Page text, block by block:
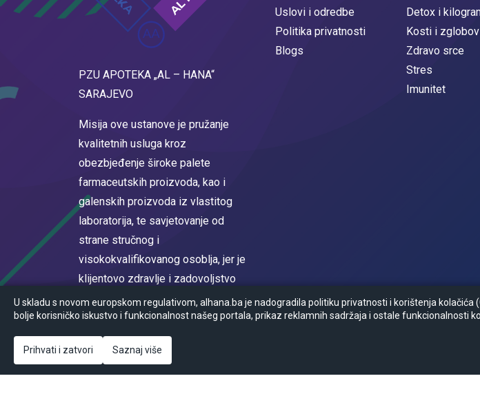
PZU APOTEKA „AL – HANA“
SARAJEVO
Misija ove ustanove je pružanje
kvalitetnih usluga kroz
obezbjeđenje široke palete
farmaceutskih proizvoda, kao i
galenskih proizvoda iz vlastitog
laboratorija, te savjetovanje od
strane stručnog i
visokokvalifikovanog osoblja, jer je
klijentovo zdravlje i zadovoljstvo
na prvom mjestu.
Registrovan u sudskom registru
Općinskog suda u Sarajevu MBS
65-05-0017-16
Uslovi i odredbe
Politika privatnosti
Blogs
Detox i
Kosti i
Zdravo srce
Stres
Imunitet
U skladu s novom europskom regulativom, alhana.ba je nadogradila politiku privatnosti i korištenja
bolje korisničko iskustvo i funkcionalnost našeg portala, prikaz reklamnih sadržaja i ostale funkcionalnosti
Prihvati i zatvori Saznaj više